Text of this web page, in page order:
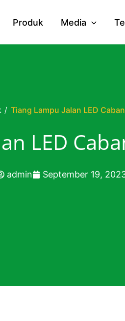
Produk Media
/ Tiang Lampu Jalan LED
LED
admin September 19,